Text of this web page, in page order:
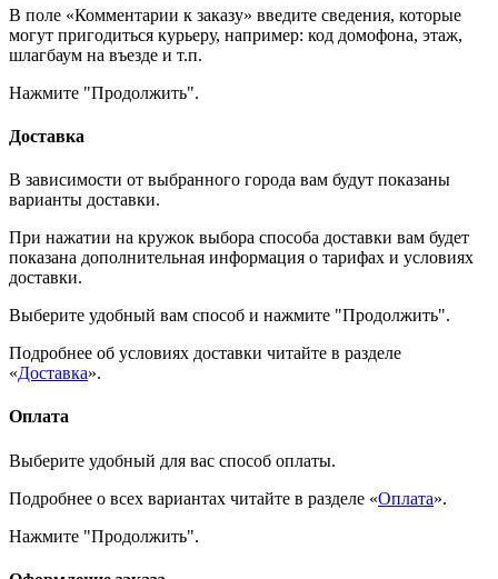
В поле «Комментарии к заказу» введите сведения, которые
могут пригодиться курьеру, например: код домофона, этаж,
шлагбаум на въезде и т.п.
Нажмите "Продолжить".
Доставка
В зависимости от выбранного города вам будут показаны
варианты доставки.
При нажатии на кружок выбора способа доставки вам будет
показана дополнительная информация о тарифах и условиях
доставки.
Выберите удобный вам способ и нажмите "Продолжить".
Подробнее об условиях доставки читайте в разделе
«Доставка».
Оплата
Выберите удобный для вас способ оплаты.
Подробнее о всех вариантах читайте в разделе «Оплата».
Нажмите "Продолжить".